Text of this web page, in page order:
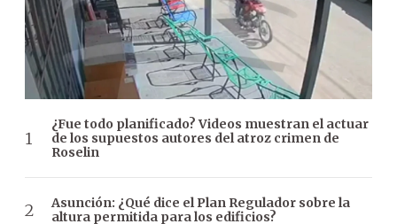
¿Fue todo planificado? Videos muestran el actuar
de los supuestos autores del atroz crimen de
Roselin
Asunción: ¿Qué dice el Plan Regulador sobre la
altura permitida para los edificios?